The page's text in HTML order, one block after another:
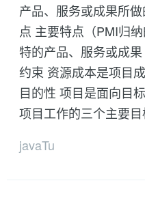
产品、服务或成果所
点 主要特点（PMI归
特的产品、服务或成
约束 资源成本是项目
目的性 项目是面向目
项目工作的三个主要
javaTu